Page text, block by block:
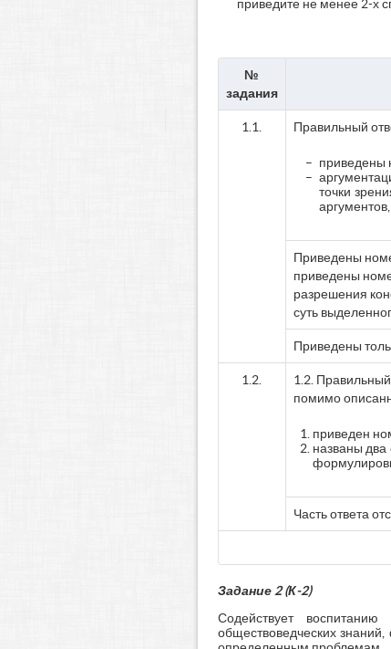
приведите не менее 2-х
№
задания
1.1. Правильный
приведены
точки
Приведены
приведены
разрешения
суть
Приведены
1.2.
1.2.
помимо
приведен
названы
Часть ответа
Задание 2 (К-2)
Содействует
обществоведческих